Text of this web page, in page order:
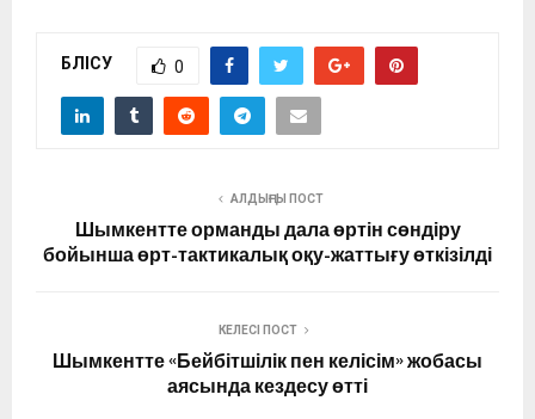
БӨЛІСУ 0
АЛДЫҢҒЫ ПОСТ
Шымкентте орманды дала өртін сөндіру
бойынша өрт-тактикалық оқу-жаттығу өткізілді
КЕЛЕСІ ПОСТ
Шымкентте «Бейбітшілік пен келісім» жобасы
аясында кездесу өтті